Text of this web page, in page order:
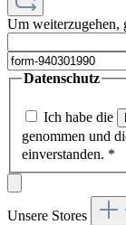
Um weiterzugehen,
Datenschutz
Ich habe die
genommen und
einverstanden. *
Unsere Stores